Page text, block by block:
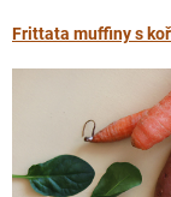
Frittata muffiny s